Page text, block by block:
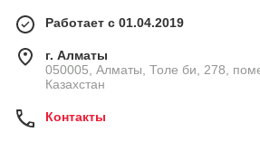
Работает с 01.04.2019
г. Алматы
050005, Алматы, Толе би, 278,
Казахстан
Контакты